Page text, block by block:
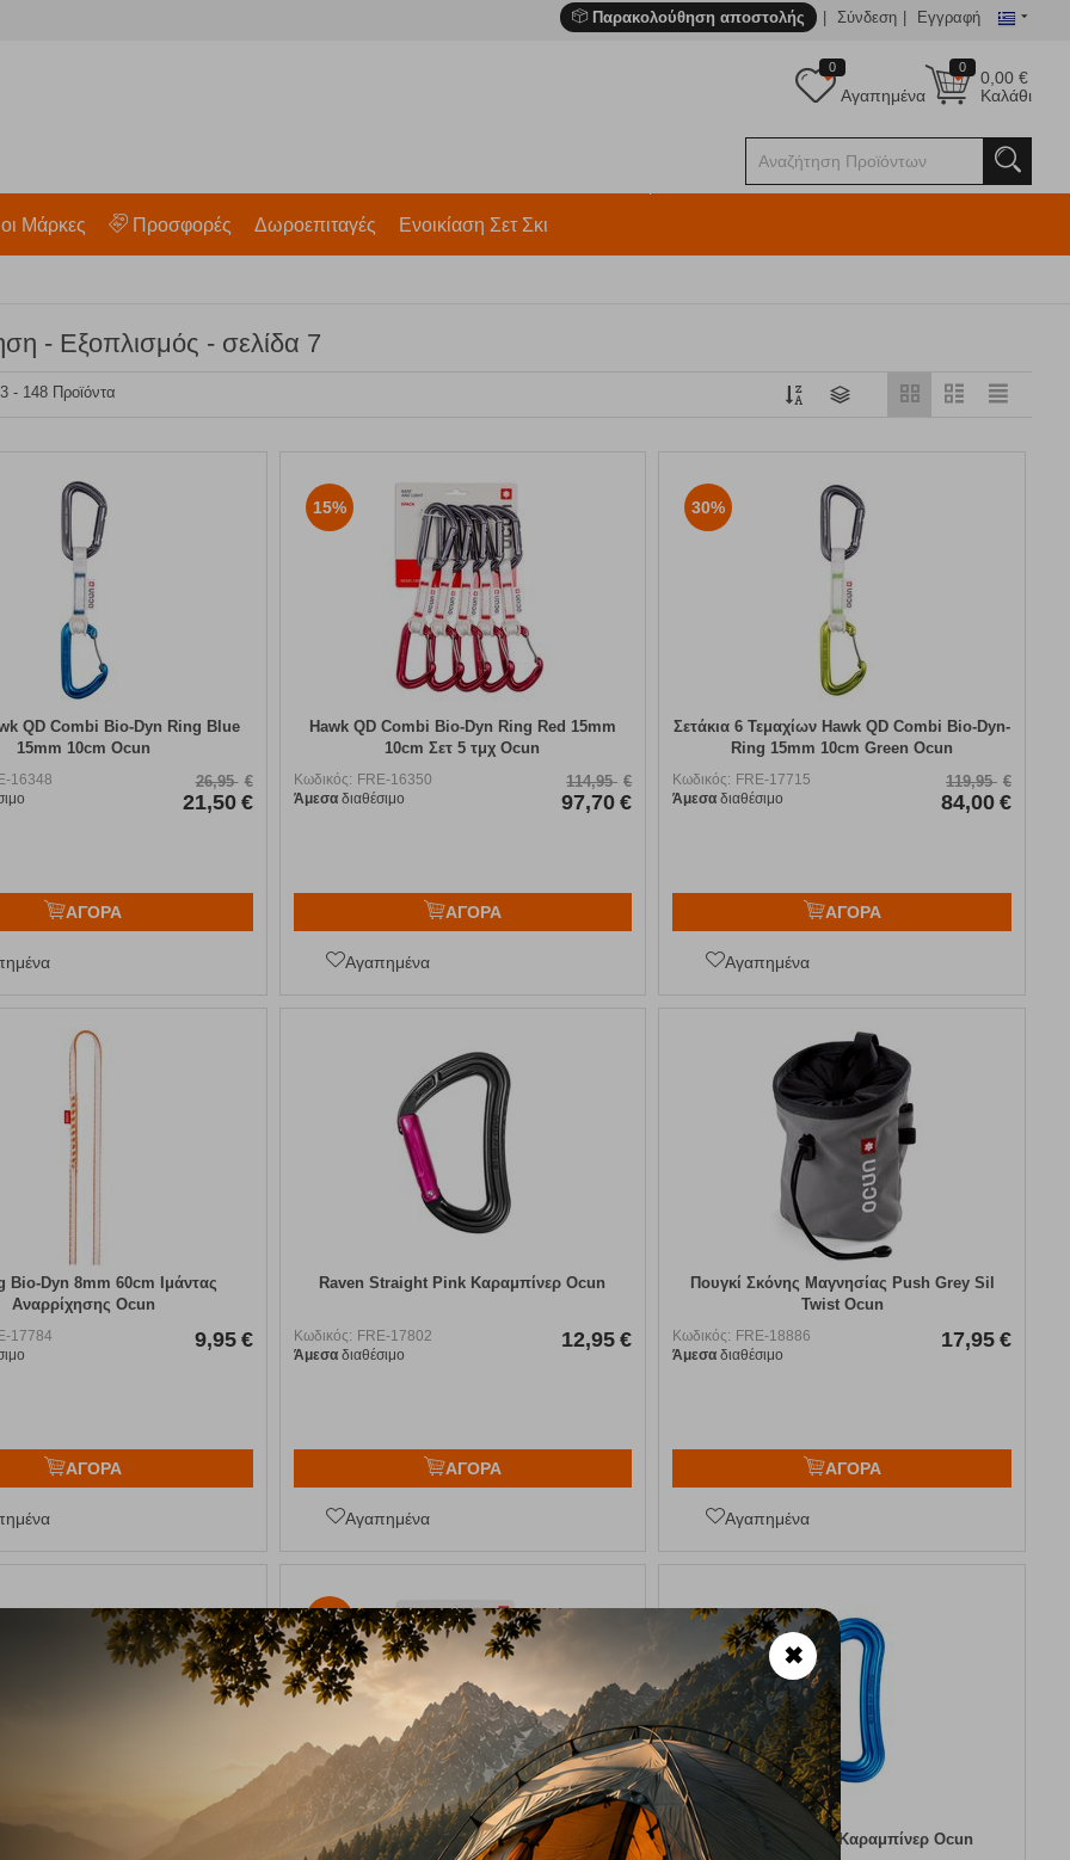
Παρακολούθηση αποστολής Σύνδεση Εγγραφή
0
0,00€
Καλάθι
0
Αγαπημένα
Μάρκες Προσφορές Δωροεπιταγές Ενοικίαση Σετ Σκι
- Εξοπλισμός - σελίδα 7
- 148 Προϊόντα
QD Combi Bio-Dyn Ring Blue
15mm 10cm Ocun
16348
26,95 €
21,50 €
ΑΓΟΡΑ
15%
Hawk QD Combi Bio-Dyn Ring Red 15mm
10cm Σετ 5 τμχ Ocun
Κωδικός: FRE-16350
Άμεσαδιαθέσιμο
114,95 €
97,70 €
ΑΓΟΡΑ
Αγαπημένα
30%
Σετάκια 6 Τεμαχίων Hawk QD Combi Bio-Dyn-
Ring 15mm 10cm Green Ocun
Κωδικός: FRE-17715
Άμεσα διαθέσιμο
119,95 €
84,00 €
ΑΓΟΡΑ
Αγαπημένα
Bio-Dyn 8mm 60cm Ιμάντας
Αναρρίχησης Ocun
17784
9,95 €
ΑΓΟΡΑ
Raven Straight Pink Καραμπίνερ Ocun
Κωδικός: FRE-17802
Άμεσαδιαθέσιμο
12,95 €
ΑΓΟΡΑ
Αγαπημένα
Πουγκί Σκόνης Μαγνησίας Push Grey Sil
Twist Ocun
Κωδικός: FRE-18886
Άμεσα διαθέσιμο
17,95 €
ΑΓΟΡΑ
Αγαπημένα
15%
Hawk QD Combi Bio-Dyn Ring Blue 15mm
Raven Bent Blue Καραμπίνερ Ocun
✖